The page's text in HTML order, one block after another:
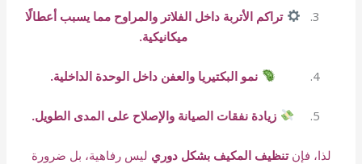
تراكم الأتربة داخل الفلاتر والمراوح مما يسبب أعطالًا
ميكانيكية.
نمو البكتيريا والعفن داخل الوحدة الداخلية.
زيادة نفقات الصيانة والإصلاح على المدى الطويل.
لذا، فإنتنظيف المكيف بشكل دوري ليس رفاهية، بل ضرورة